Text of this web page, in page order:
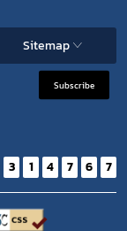
Sitemap
Subscribe
3 1 4 7 6 7